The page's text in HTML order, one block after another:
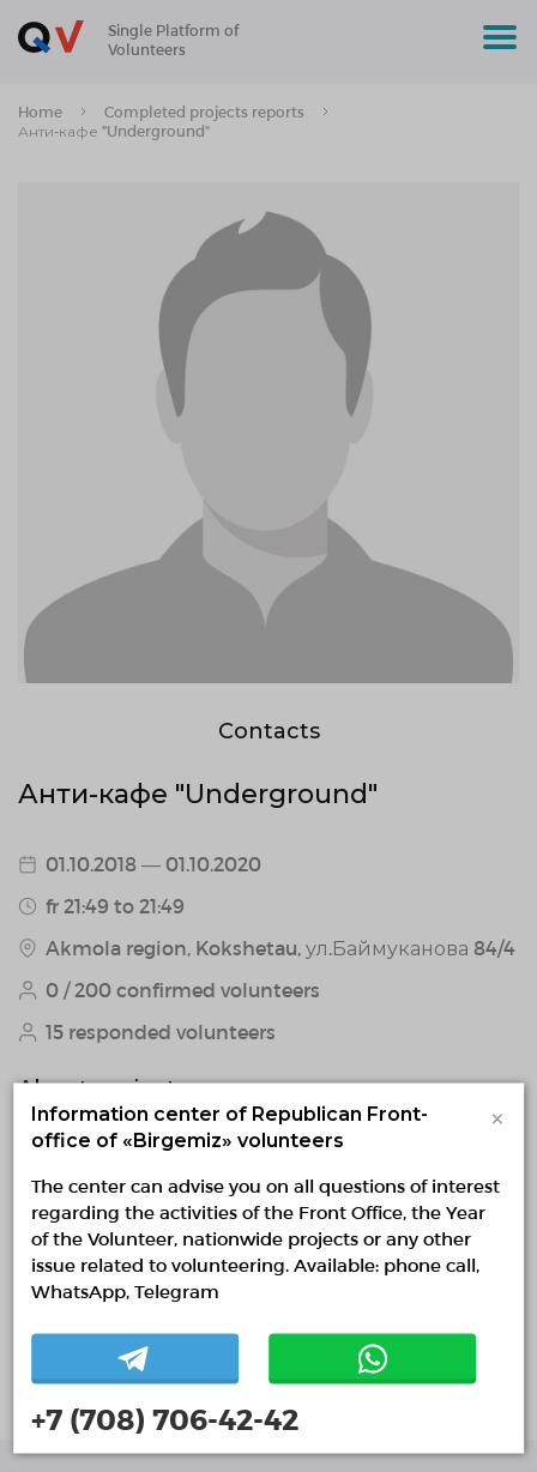
Single Platform of
Volunteers
Home
Completed projects reports
Анти-кафе "Underground"
Contacts
Анти-кафе "Underground"
01.10.2018 — 01.10.2020
fr 21:49 to 21:49
Akmola region, Kokshetau, ул.Баймуканова 84/4
0 / 200 confirmed volunteers
15 responded volunteers
About project
Цель- развитие социально-направленных услуг
волонтерского движения в Акмолинской
области. Задачи: I ..Разработать и внедрить план
мероприятий на основе волонтерского
движения по следующим направлениям: 1.
Семейный клуб «Наши дети» 2. Клуб
«Веретёнце» 3. Тренажёрный зал «Батыр» 4.
Театральная студия «Жулдыз» 5. АРТ-студия
«Альтаир» 6. Клуб «Юный эколог» 7. Свободная
библиотека: bookcrossing
Information center of Republican Front-
office of «Birgemiz» volunteers
×
The center can advise you on all questions of interest
regarding the activities of the Front Office, the Year
of the Volunteer, nationwide projects or any other
issue related to volunteering. Available: phone call,
WhatsApp, Telegram
+7 (708) 706-42-42